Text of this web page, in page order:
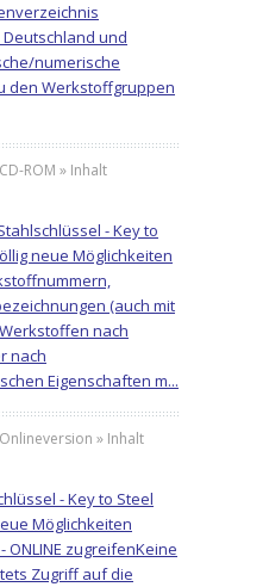
und
numerische
den Werkstoffgruppen
ROM » Inhalt
- Key to
neue Möglichkeiten
(auch mit
nach
nach
Eigenschaften m...
» Inhalt
- Key to Steel
Möglichkeiten
ONLINE zugreifenKeine
Zugriff auf die